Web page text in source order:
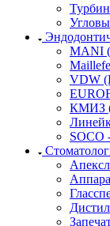
MANI
VDW
КМИЗ
SOCO